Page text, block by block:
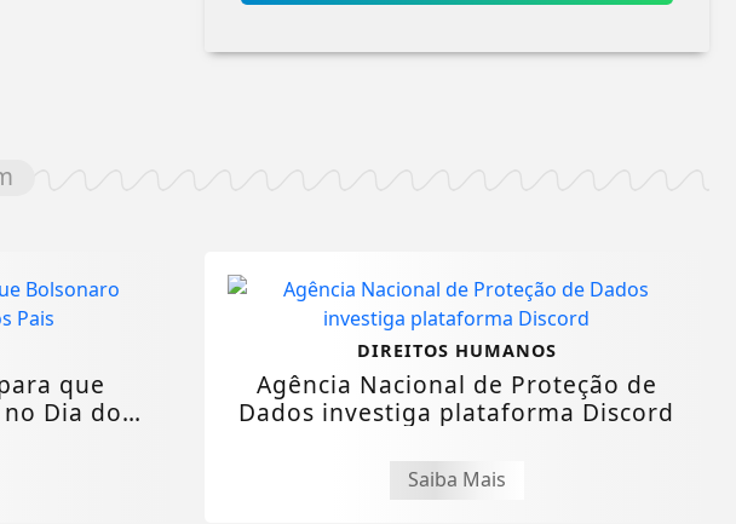
que
Dia dos
DIREITOS HUMANOS
Agência Nacional de Proteção de
Dados investiga plataforma Discord
Saiba Mais